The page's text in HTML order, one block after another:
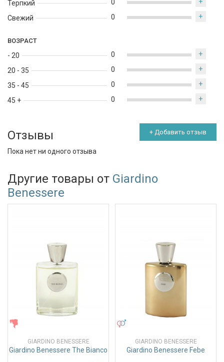
Терпкий
Свежий
0
0 +
ВОЗРАСТ
- 20
20 - 35
35 - 45
45 +
0 +
0 +
0 +
0 +
Отзывы + Добавить отзыв
Пока нет ни одного отзыва
Другие товары от Giardino
Benessere
GIARDINO BENESSERE
Giardino Benessere The Bianco
GIARDINO BENESSERE
Giardino Benessere Febe